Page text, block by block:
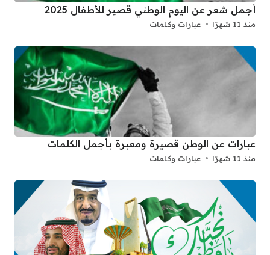
أجمل شعر عن اليوم الوطني قصير للأطفال 2025
منذ 11 شهرًا عبارات وكلمات
عبارات عن الوطن قصيرة ومعبرة بأجمل الكلمات
منذ 11 شهرًا عبارات وكلمات